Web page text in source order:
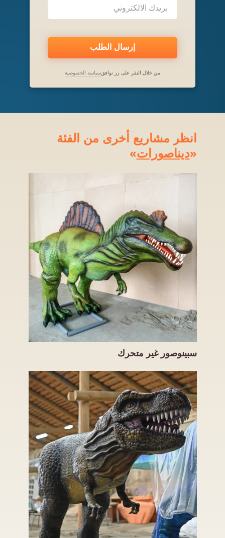
إرسال الطلب
من خلال النقر على زر توافقسياسة الخصوصية
انظر مشاريع أخرى من الفئة
«ديناصورات»
سبينوصور غير متحرك